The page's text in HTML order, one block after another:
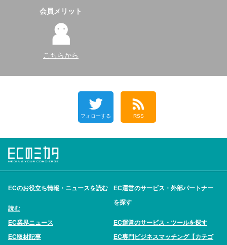
会員メリット
こちらから
フォローする RSS
ECのお役立ち情報・ニュースを読む
読む
EC業界ニュース
EC取材記事
EC運営のサービス・外部パートナー
を探す
EC運営のサービス・ツールを探す
EC専門ビジネスマッチング【カテゴ